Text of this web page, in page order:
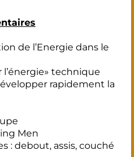
de l’Energie dans le
l’énergie» technique
rapidement la
Men
: debout, assis, couché